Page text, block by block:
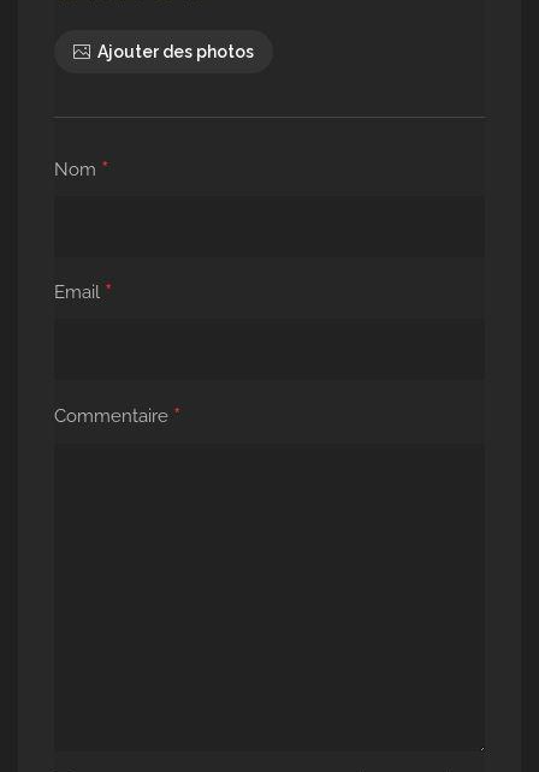
Ajouter des photos
Nom *
Email *
Commentaire *